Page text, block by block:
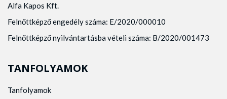
Alfa Kapos Kft.
Felnőttképző engedély száma: E/2020/000010
Felnőttképző nyilvántartásba vételi száma: B/2020/001473
TANFOLYAMOK
Tanfolyamok